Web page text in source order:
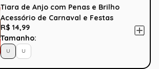
Tiara de Anjo com Penas e Brilho
Acessório de Carnaval e Festas
R$ 14,99
Tamanho:
U U